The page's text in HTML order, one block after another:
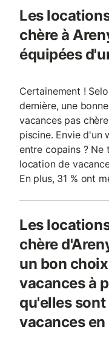
Les
chère à
équipées
Certainement !
dernière, une
vacances pas
piscine. Envie d'un
entre copains ? Ne
location de
En plus, 31 % ont
Les
chère
un bon
vacances à
qu'elles
vacances